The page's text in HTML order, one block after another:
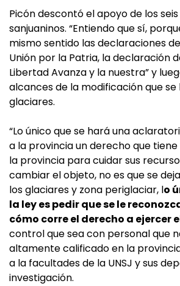
Picón descontó el apoyo de los
sanjuaninos. “Entiendo que sí,
mismo sentido las declaraciones
Unión por la Patria, la declaración
Libertad Avanza y la nuestra” y
alcances de la modificación que se
glaciares.
“Lo único que se hará una
a la provincia un derecho que
la provincia para cuidar sus
cambiar el objeto, no es que se
los glaciares y zona periglaciar, lo
la ley es pedir que se le
cómo corre el derecho a ejercer
control que sea con personal que
altamente calificado en la
a la facultades de la UNSJ y sus
investigación.